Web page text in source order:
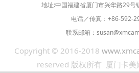
地址:中国福建省厦门市兴华路29号
电话／传真： +86-592-
联系邮箱：
Copyright © 2016-2018
reserved 版权所有 厦门卡美